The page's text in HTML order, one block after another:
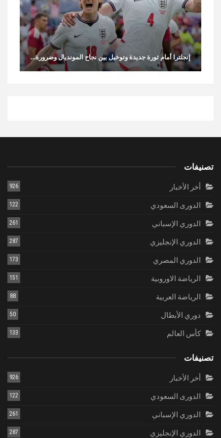
إنجلترا أمام ثورة جديدة وتوخيل بين نجاح المونديال وضرورة…
تصنيفات
أخر الأخبار 926
الدورى السعودي 122
الدوري الإسباني 261
الدوري الإنجليزي 287
الدوري المصري 173
الرياضة الاوروبية 151
الرياضة العربية 88
دوري الأبطال 50
كأس العالم 133
تصنيفات
أخر الأخبار 926
الدورى السعودي 122
الدوري الإسباني 261
الدوري الإنجليزي 287